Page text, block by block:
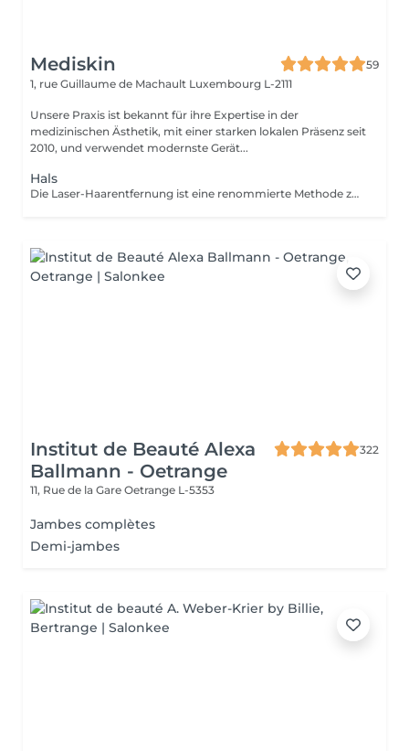
Mediskin
59
1, rue Guillaume de Machault Luxembourg L-2111
Unsere Praxis ist bekannt für ihre Expertise in der
medizinischen Ästhetik, mit einer starken lokalen Präsenz seit
2010, und verwendet modernste Gerät...
Hals
Die Laser-Haarentfernung ist eine renommierte Methode zur dauerhaften Entfernung unerwünschter Haare. In der Mediskin-Klinik stehen je nach Ihrem Fototyp drei Arten von Geräten zur Verfügung: Alexandrit, Nd-Yag und Diode. Während Ihrer ersten Sitzung führen wir eine Bewertung durch, um Ihre Ziele basierend auf Ihrem Haut- und Haartyp festzulegen.
Institut de Beauté Alexa
Ballmann - Oetrange
322
11, Rue de la Gare Oetrange L-5353
Jambes complètes
Demi-jambes